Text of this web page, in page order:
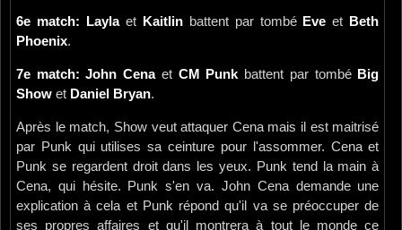
6e match: Laylaet Kaitlinbattent par tombé Eve et
Beth
Phoenix.
7e match: John Cenaet CM Punk battent par tombé Big
Show et Daniel Bryan.
Après le match, Show veut attaquer Cena mais il est maitrisé
par Punk qui utilises sa ceinture pour l'assommer. Cena et
Punk se regardent droit dans les yeux. Punk tend la main à
Cena, qui hésite. Punk s'en va. John Cena demande une
explication à cela et Punk répond qu'il va se préoccuper de
ses propres affaires et qu'il montrera à tout le monde ce